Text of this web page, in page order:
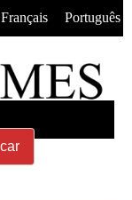
Français Português